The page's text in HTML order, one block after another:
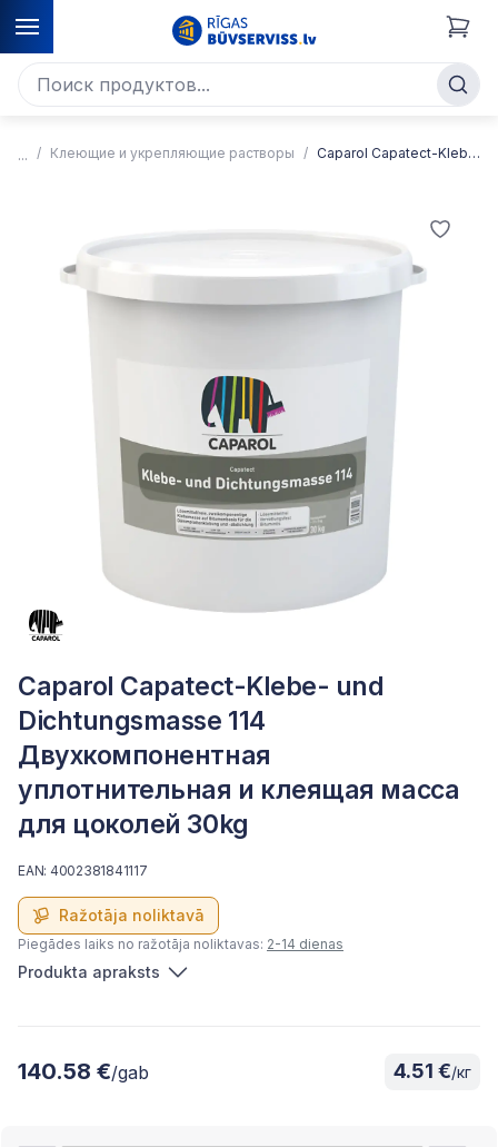
Клеющие и укрепляющие растворы Caparol Capatect-Klebe- und Dichtungsmasse 114 Двухкомпонентная уплотнительная и клеящая масса для цоколей
Caparol Capatect-Klebe- und
Dichtungsmasse 114
Двухкомпонентная
уплотнительная и клеящая масса
для цоколей 30kg
Ražotāja noliktavā
EAN: 4002381841117
Piegādes laiks no ražotāja noliktavas: 2-14 dienas
Produkta apraksts
140.58 €/gab 4.51 €/кг